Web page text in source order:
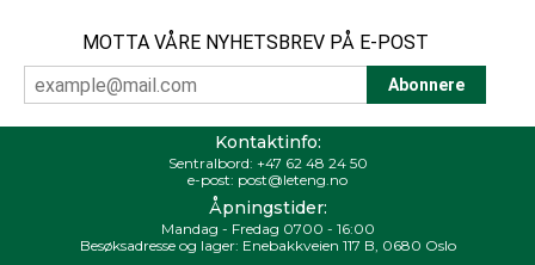
MOTTA VÅRE NYHETSBREV PÅ E-POST
Kontaktinfo:
Sentralbord: +47 62 48 24 50
e-post: post@leteng.no
Åpningstider:
Mandag - Fredag 0700 - 16:00
Besøksadresse og lager: Enebakkveien 117 B, 0680 Oslo